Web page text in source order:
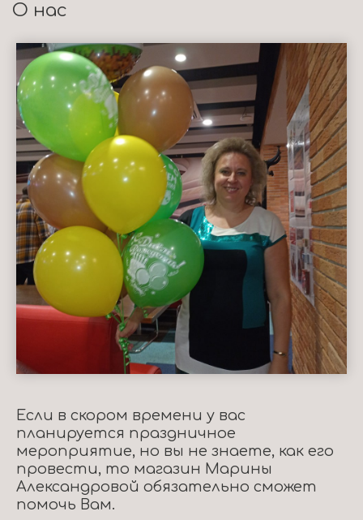
О нас
Если в скором времени у вас
планируется праздничное
мероприятие, но вы не знаете, как его
провести, то магазин Марины
Александровой обязательно сможет
помочь Вам.